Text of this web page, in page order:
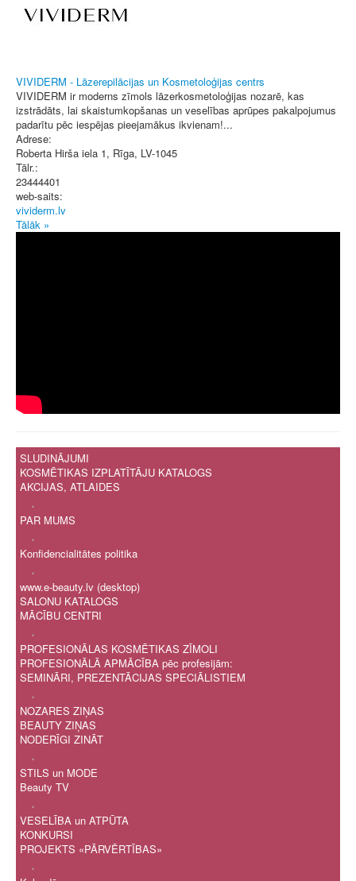
VIVIDERM - Lāzerepilācijas un Kosmetoloģijas centrs
VIVIDERM ir moderns zīmols lāzerkosmetoloģijas nozarē, kas
izstrādāts, lai skaistumkopšanas un veselības aprūpes pakalpojumus
padarītu pēc iespējas pieejamākus ikvienam!...
Adrese:
Roberta Hirša iela 1, Rīga, LV-1045
Tālr.:
23444401
web-saits:
vividerm.lv
Tālāk »
SLUDINĀJUMI
KOSMĒTIKAS IZPLATĪTĀJU KATALOGS
AKCIJAS, ATLAIDES
.
PAR MUMS
.
Konfidencialitātes politika
.
www.e-beauty.lv (desktop)
SALONU KATALOGS
MĀCĪBU CENTRI
.
PROFESIONĀLAS KOSMĒTIKAS ZĪMOLI
PROFESIONĀLĀ APMĀCĪBA pēc profesijām:
SEMINĀRI, PREZENTĀCIJAS SPECIĀLISTIEM
.
NOZARES ZIŅAS
BEAUTY ZIŅAS
NODERĪGI ZINĀT
.
STILS un MODE
Beauty TV
.
VESELĪBA un ATPŪTA
KONKURSI
PROJEKTS «PĀRVĒRTĪBAS»
.